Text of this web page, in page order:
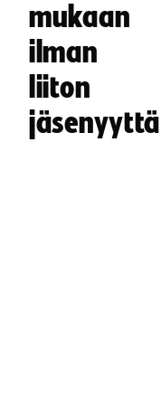
mukaan
ilman
liiton
jäsenyyttä